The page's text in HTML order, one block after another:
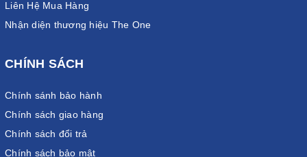
Liên Hệ Mua Hàng
Nhận diện thương hiệu The One
CHÍNH SÁCH
Chính sánh bảo hành
Chính sách giao hàng
Chính sách đổi trả
Chính sách bảo mật